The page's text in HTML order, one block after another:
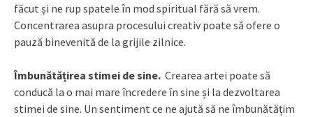
făcut și ne rup spatele în mod spiritual fără să vrem.
Concentrarea asupra procesului creativ poate să ofere o
pauză binevenită de la grijile zilnice.
Îmbunătățirea stimei de sine. Crearea artei poate să
conducă la o mai mare încredere în sine și la dezvoltarea
stimei de sine. Un sentiment ce ne ajută să ne îmbunătățim